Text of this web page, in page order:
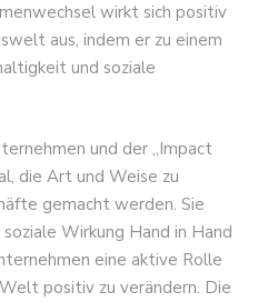
wirkt sich positiv
aus, indem er zu einem
und soziale
und der „Impact
die Art und Weise zu
gemacht werden. Sie
Wirkung Hand in Hand
eine aktive Rolle
positiv zu verändern. Die